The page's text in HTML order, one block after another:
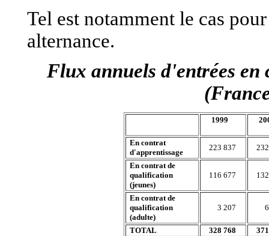
Tel est notamment le cas
alternance.
Flux annuels d'entrées
1999
En contrat
d'apprentissage
223 837
En contrat de
qualification
(jeunes)
116 677
En contrat de
qualification
(adulte)
3 207
TOTAL 328 768